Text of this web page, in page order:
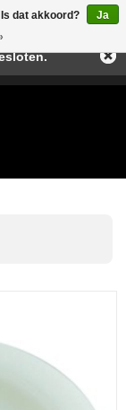
dat akkoord?
Ja
wij in juli en